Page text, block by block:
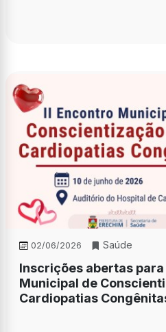
02/06/2026 Saúde
Inscrições abertas para
Municipal de
Cardiopatias